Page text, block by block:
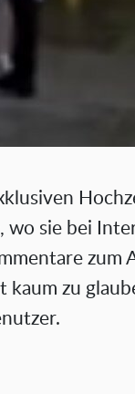
wo sie bei
zum
kaum zu